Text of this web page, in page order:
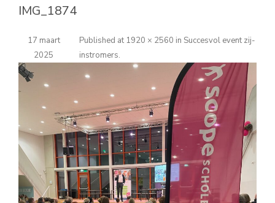
IMG_1874
Published
17 maart
2025
at 1920 × 2560 in Succesvol event zij-
instromers.